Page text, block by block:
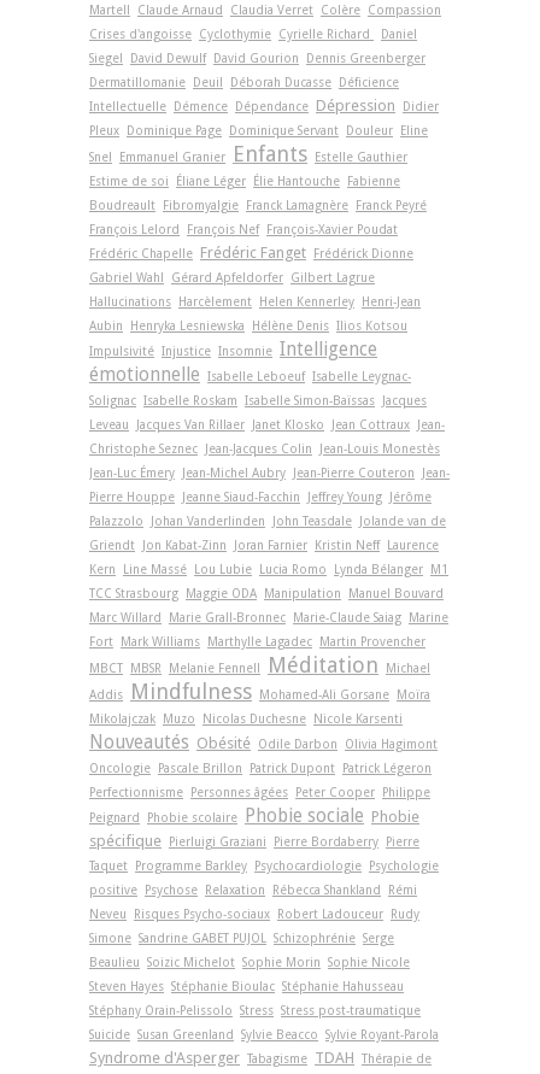
Martell
Claude Arnaud Claudia Verret Colère Compassion
Crises d'angoisse Cyclothymie Cyrielle Richard
Daniel
Siegel
David Dewulf David Gourion
Dennis Greenberger
Dermatillomanie
Deuil Déborah Ducasse
Déficience
Intellectuelle
Démence Dépendance Dépression
Didier
Pleux
Dominique Page Dominique Servant Douleur
Eline
Snel
Emmanuel Granier Enfants
Estelle Gauthier
Estime de soi
Éliane Léger Élie Hantouche
Fabienne
Boudreault
Fibromyalgie Franck Lamagnère
Franck Peyré
François Lelord
François Nef
François-Xavier Poudat
Frédéric Chapelle Frédéric Fanget
Frédérick Dionne
Gabriel Wahl
Gérard Apfeldorfer Gilbert Lagrue
Hallucinations
Harcèlement Helen Kennerley
Henri-Jean
Aubin
Henryka Lesniewska Hélène Denis Ilios Kotsou
Impulsivité Injustice Insomnie Intelligence
émotionnelle Isabelle Leboeuf Isabelle Leygnac-
Solignac Isabelle Roskam Isabelle Simon-Baïssas
Jacques
Leveau
Jacques Van Rillaer Janet Klosko Jean Cottraux
Jean-
Christophe Seznec
Jean-Jacques Colin
Jean-Louis Monestès
Jean-Luc Émery
Jean-Michel Aubry Jean-Pierre Couteron
Jean-
Pierre Houppe
Jeanne Siaud-Facchin Jeffrey Young
Jérôme
Palazzolo
Johan Vanderlinden John Teasdale
Jolande van de
Griendt
Jon Kabat-Zinn Joran Farnier Kristin Neff
Laurence
Kern
Line Massé Lou Lubie Lucia Romo Lynda Bélanger
M1
TCC Strasbourg
Maggie ODA Manipulation
Manuel Bouvard
Marc Willard
Marie Grall-Bronnec Marie-Claude Saiag
Marine
Fort
Mark Williams Marthylle Lagadec
Martin Provencher
MBCT
MBSR Melanie Fennell Méditation
Michael
Addis
Mindfulness Mohamed-Ali Gorsane
Moïra
Mikolajczak
Muzo Nicolas Duchesne Nicole Karsenti
Nouveautés Obésité Odile Darbon
Olivia Hagimont
Oncologie
Pascale Brillon Patrick Dupont
Patrick Légeron
Perfectionnisme
Personnes âgées Peter Cooper
Philippe
Peignard
Phobie scolaire Phobie sociale Phobie
spécifique
Pierluigi Graziani Pierre Bordaberry
Pierre
Taquet
Programme Barkley Psychocardiologie
Psychologie
positive
Psychose Relaxation Rébecca Shankland
Rémi
Neveu
Risques Psycho-sociaux Robert Ladouceur
Rudy
Simone Sandrine GABET PUJOL Schizophrénie Serge
Beaulieu Soizic Michelot Sophie Morin Sophie Nicole
Steven Hayes Stéphanie Bioulac Stéphanie Hahusseau
Stéphany Orain-Pelissolo Stress Stress post-traumatique
Suicide Susan Greenland Sylvie Beacco Sylvie Royant-Parola
Syndrome d'Asperger Tabagisme TDAH Thérapie de